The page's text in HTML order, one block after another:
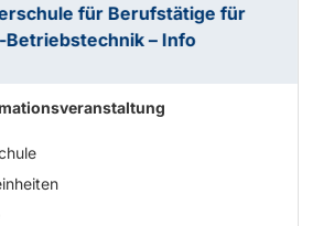
für Berufstätige für
Betriebstechnik – Info